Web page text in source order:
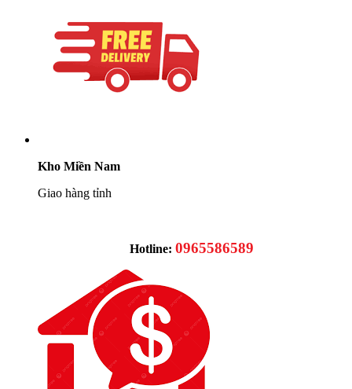
Kho Miền Nam
Giao hàng tỉnh
Hotline: 0965586589